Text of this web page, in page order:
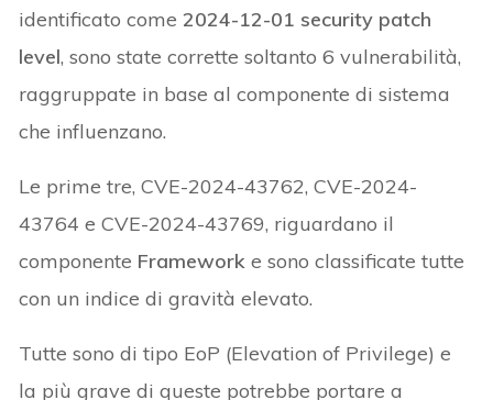
identificato come2024-12-01 security patch
level, sono state corrette soltanto 6 vulnerabilità,
raggruppate in base al componente di sistema
che influenzano.
Le prime tre, CVE-2024-43762, CVE-2024-
43764 e CVE-2024-43769, riguardano il
componente Frameworke sono classificate tutte
con un indice di gravità elevato.
Tutte sono di tipo EoP (Elevation of Privilege) e
la più grave di queste potrebbe portare a